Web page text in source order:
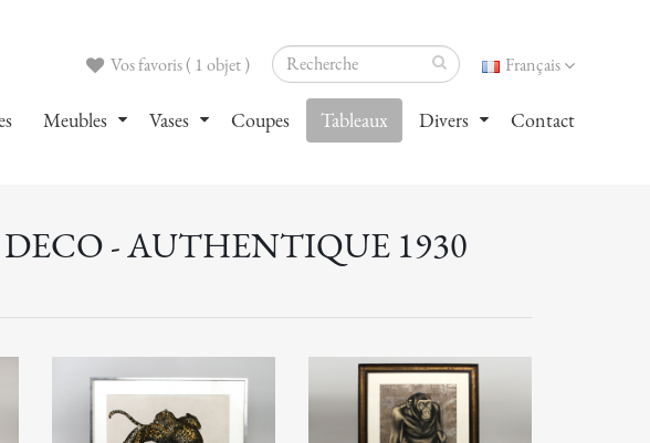
Français
Vos favoris ( 1 objet )
Meubles Vases Coupes Tableaux Divers Contact
- AUTHENTIQUE 1930